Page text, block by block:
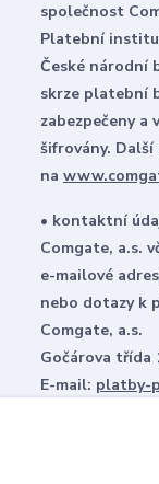
společnost
Platební
České národní
skrze platební
zabezpečeny a
šifrovány.
na
• kontaktní
Comgate, a.s.
e-mailové
nebo dotazy k
Comgate, a.s.
Gočárova třída
E-mail: platby-